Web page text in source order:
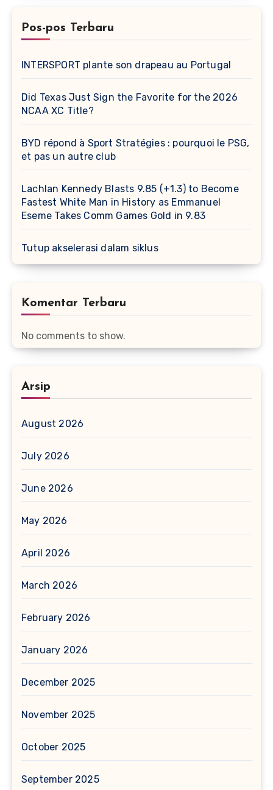
Pos-pos Terbaru
INTERSPORT plante son drapeau au Portugal
Did Texas Just Sign the Favorite for the 2026
NCAA XC Title?
BYD répond à Sport Stratégies : pourquoi le PSG,
et pas un autre club
Lachlan Kennedy Blasts 9.85 (+1.3) to Become
Fastest White Man in History as Emmanuel
Eseme Takes Comm Games Gold in 9.83
Tutup akselerasi dalam siklus
Komentar Terbaru
No comments to show.
Arsip
August 2026
July 2026
June 2026
May 2026
April 2026
March 2026
February 2026
January 2026
December 2025
November 2025
October 2025
September 2025